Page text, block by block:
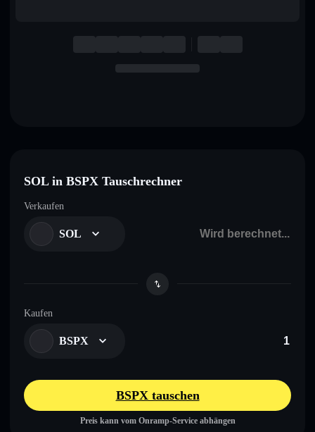
SOL in BSPX Tauschrechner
Verkaufen
SOL
Kaufen
BSPX
BSPX tauschen
Preis kann vom Onramp-Service abhängen